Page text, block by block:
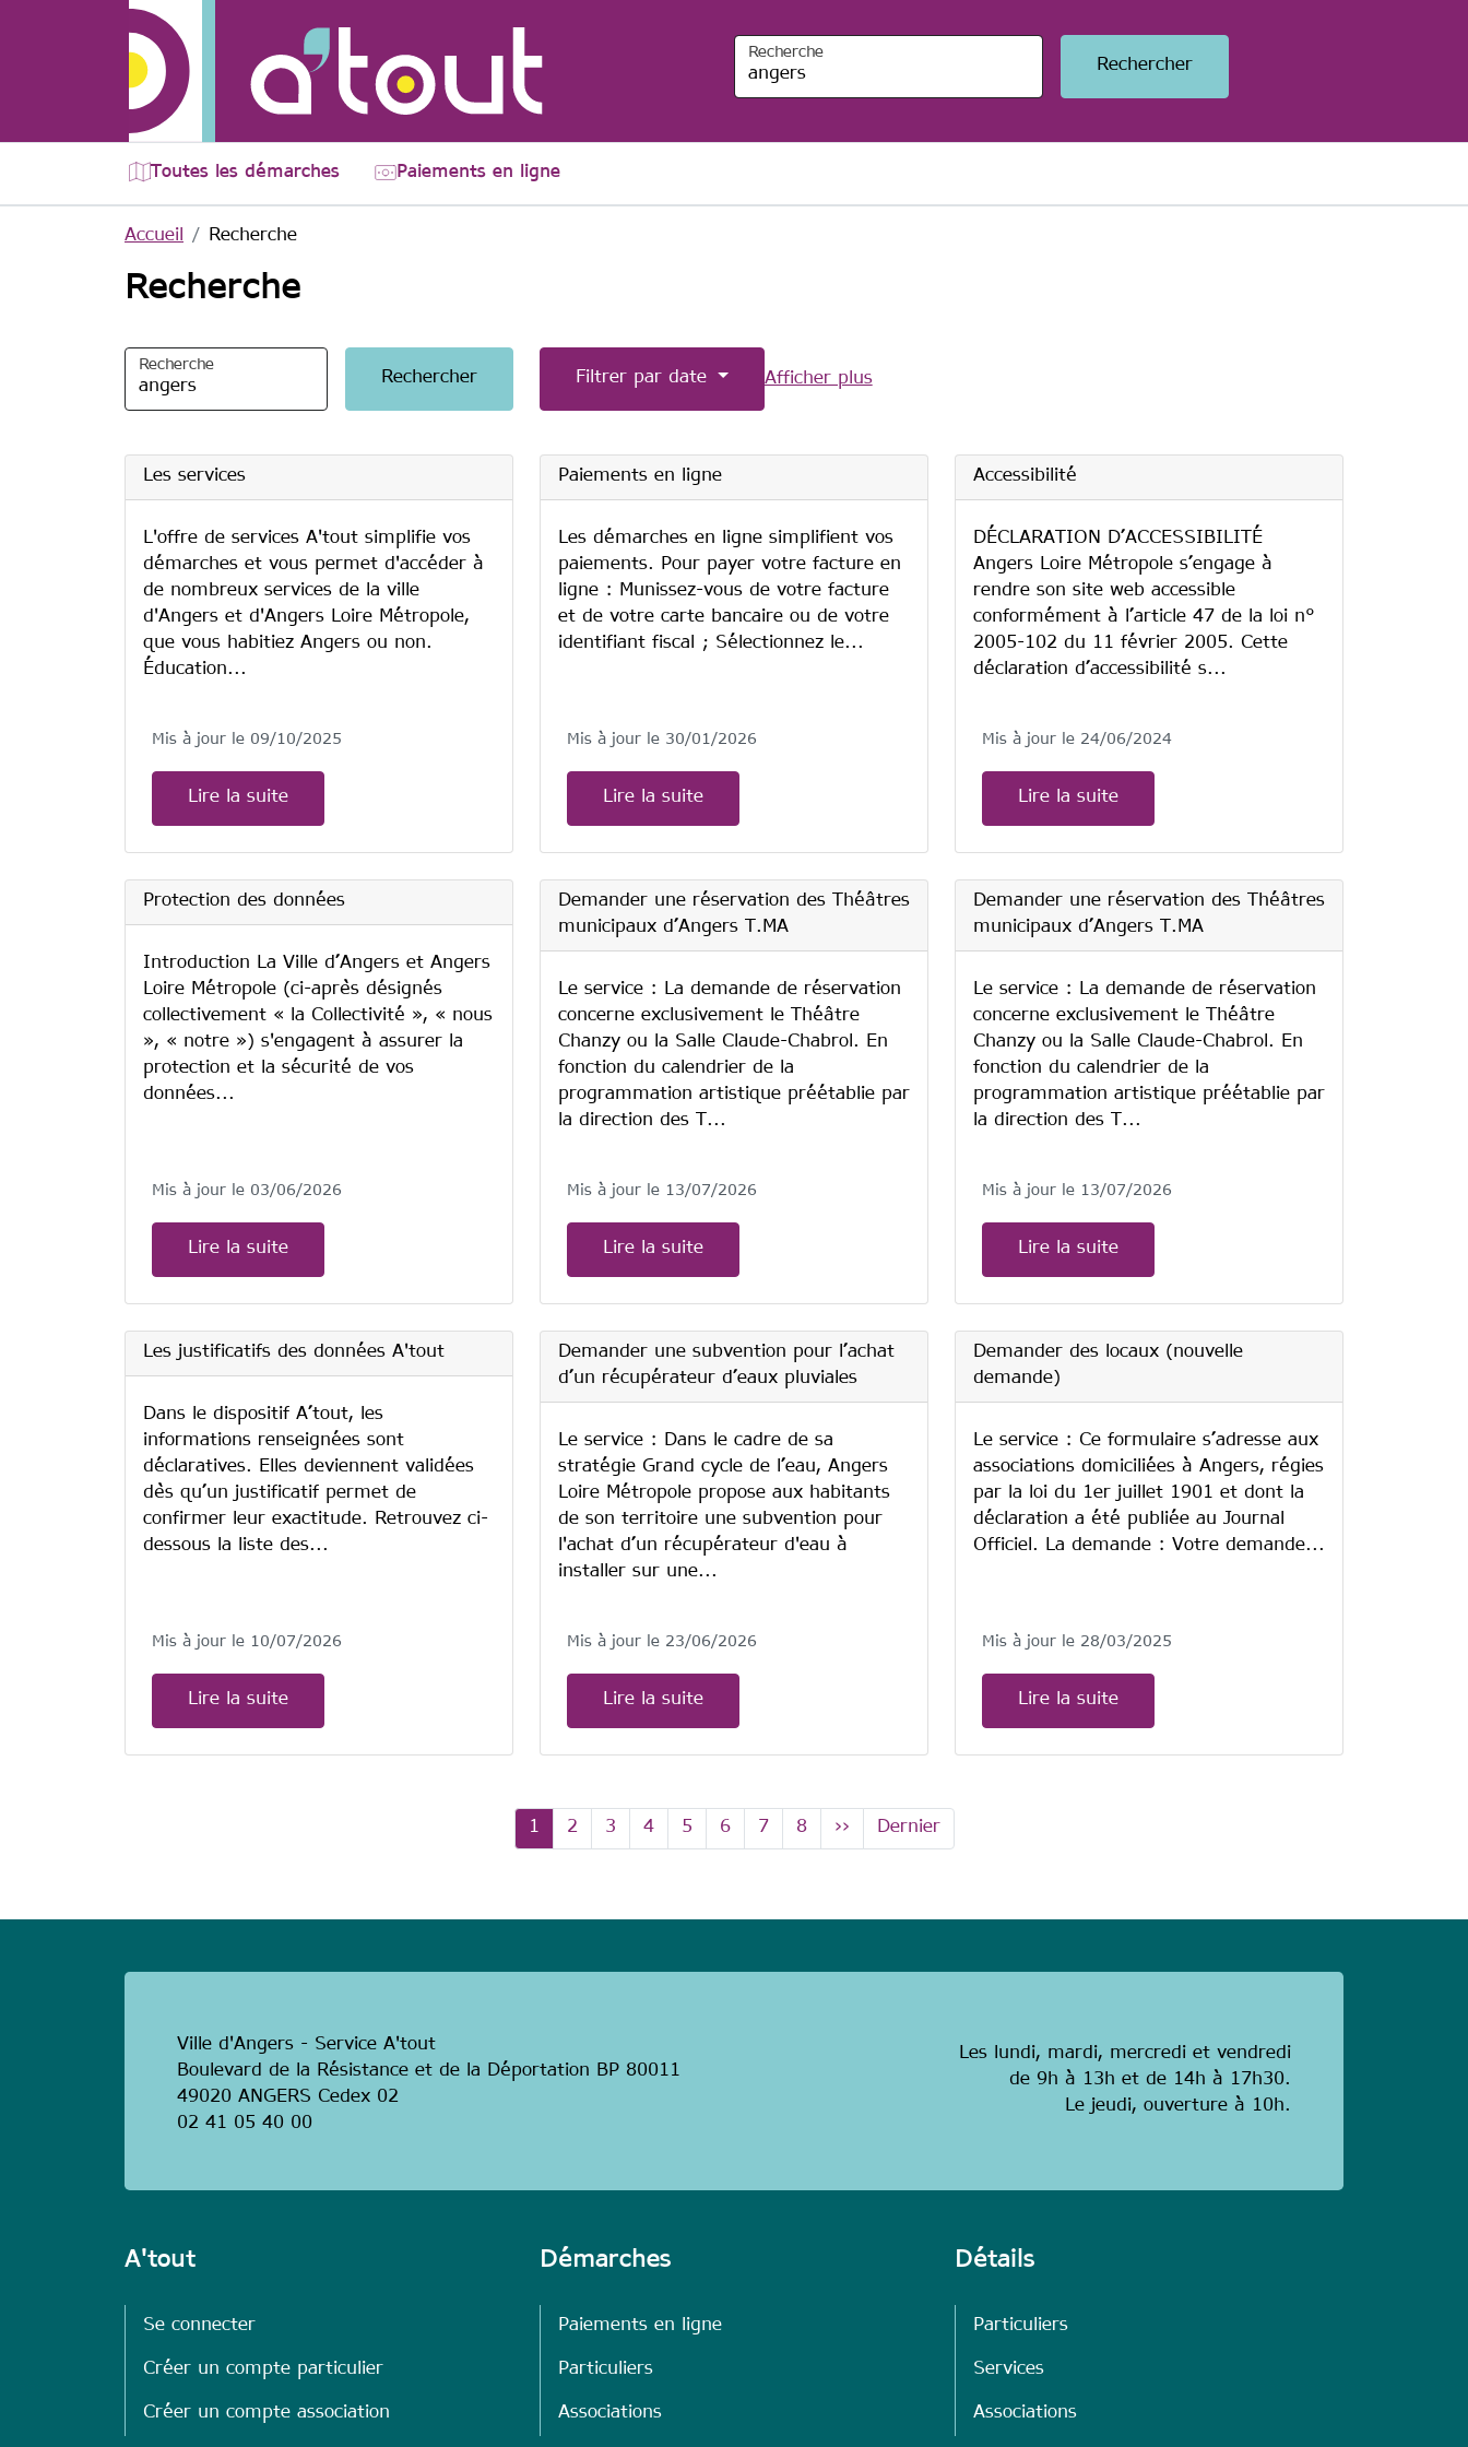
Aller au contenu principal
Recherche
Toutes les démarches Paiements en ligne
Accueil Recherche
Recherche
Recherche
Filtrer par date Afficher plus
Les services
L'offre de services A'tout simplifie vos
démarches et vous permet d'accéder à
de nombreux services de la ville
d'Angers et d'Angers Loire Métropole,
que vous habitiez Angers ou non.
Éducation...
Mis à jour le 09/10/2025
Lire la suite
Paiements en ligne
Les démarches en ligne simplifient vos
paiements. Pour payer votre facture en
ligne : Munissez-vous de votre facture
et de votre carte bancaire ou de votre
identifiant fiscal ; Sélectionnez le...
Mis à jour le 30/01/2026
Lire la suite
Accessibilité
DÉCLARATION D’ACCESSIBILITÉ
Angers Loire Métropole s’engage à
rendre son site web accessible
conformément à l’article 47 de la loi n°
2005-102 du 11 février 2005. Cette
déclaration d’accessibilité s...
Mis à jour le 24/06/2024
Lire la suite
Protection des données
Introduction La Ville d’Angers et Angers
Loire Métropole (ci-après désignés
collectivement « la Collectivité », « nous
», « notre ») s'engagent à assurer la
protection et la sécurité de vos
données...
Mis à jour le 03/06/2026
Lire la suite
Demander une réservation des Théâtres
municipaux d’Angers T.MA
Le service : La demande de réservation
concerne exclusivement le Théâtre
Chanzy ou la Salle Claude-Chabrol. En
fonction du calendrier de la
programmation artistique préétablie par
la direction des T...
Mis à jour le 13/07/2026
Lire la suite
Demander une réservation des Théâtres
municipaux d’Angers T.MA
Le service : La demande de réservation
concerne exclusivement le Théâtre
Chanzy ou la Salle Claude-Chabrol. En
fonction du calendrier de la
programmation artistique préétablie par
la direction des T...
Mis à jour le 13/07/2026
Lire la suite
Les justificatifs des données A'tout
Dans le dispositif A’tout, les
informations renseignées sont
déclaratives. Elles deviennent validées
dès qu’un justificatif permet de
confirmer leur exactitude. Retrouvez ci-
dessous la liste des...
Mis à jour le 10/07/2026
Lire la suite
Demander une subvention pour l’achat
d’un récupérateur d’eaux pluviales
Le service : Dans le cadre de sa
stratégie Grand cycle de l’eau, Angers
Loire Métropole propose aux habitants
de son territoire une subvention pour
l'achat d’un récupérateur d'eau à
installer sur une...
Mis à jour le 23/06/2026
Lire la suite
Demander des locaux (nouvelle
demande)
Le service : Ce formulaire s’adresse aux
associations domiciliées à Angers, régies
par la loi du 1er juillet 1901 et dont la
déclaration a été publiée au Journal
Officiel.​ La demande : Votre demande...
Mis à jour le 28/03/2025
Lire la suite
Page courante
1 Page
2 Page
3 Page
4 Page
5 Page
6 Page
7 Page
8 Page suivante
›› Dernière page
Dernier
Ville d'Angers - Service A'tout
Boulevard de la Résistance et de la Déportation BP 80011
49020 ANGERS Cedex 02
02 41 05 40 00
Les lundi, mardi, mercredi et vendredi
de 9h à 13h et de 14h à 17h30.
Le jeudi, ouverture à 10h.
A'tout
Se connecter
Créer un compte particulier
Créer un compte association
Démarches
Paiements en ligne
Particuliers
Associations
Détails
Particuliers
Services
Associations